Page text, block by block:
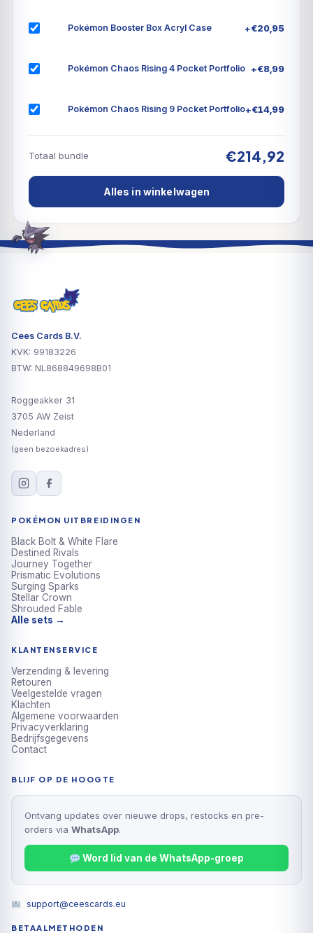
Geruchten wervelen en herinneringen bedriegen
voor op het vallen van de avond en ontdek een
Loyal Three (Okidogi, Munkidori en Fezandipiti)
elektrische Pokémon (Terastallize kaart) en maakt
Kingdra ex een koninklijke plons in de nieuwe serie
Pokémon SV – Shrouded Fable!
Pokémon Booster Box Acryl Case +€20,95
Pokémon Chaos Rising 4 Pocket Portfolio +€8,99
Pokémon Chaos Rising 9 Pocket Portfolio+€14,99
Totaal bundle €214,92
Alles in winkelwagen
Cees Cards B.V.
KVK: 99183226
BTW: NL868849698B01
Roggeakker 31
3705 AW Zeist
Nederland
(geen bezoekadres)
POKÉMON UITBREIDINGEN
Black Bolt & White Flare
Destined Rivals
Journey Together
Prismatic Evolutions
Surging Sparks
Stellar Crown
Shrouded Fable
Alle sets →
KLANTENSERVICE
Verzending & levering
Retouren
Veelgestelde vragen
Klachten
Algemene voorwaarden
Privacyverklaring
Bedrijfsgegevens
Contact
BLIJF OP DE HOOGTE
Ontvang updates over nieuwe drops, restocks en pre-
orders via WhatsApp.
Word lid van de WhatsApp-groep
support@ceescards.eu
BETAALMETHODEN